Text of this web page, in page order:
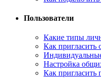
Пользователи
Какие типы
Как пригласить
Настройка
Как пригласить